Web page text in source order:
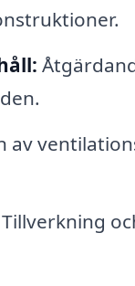
av
Tillverkning